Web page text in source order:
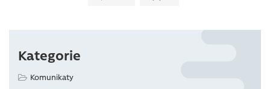
Kategorie
Komunikaty